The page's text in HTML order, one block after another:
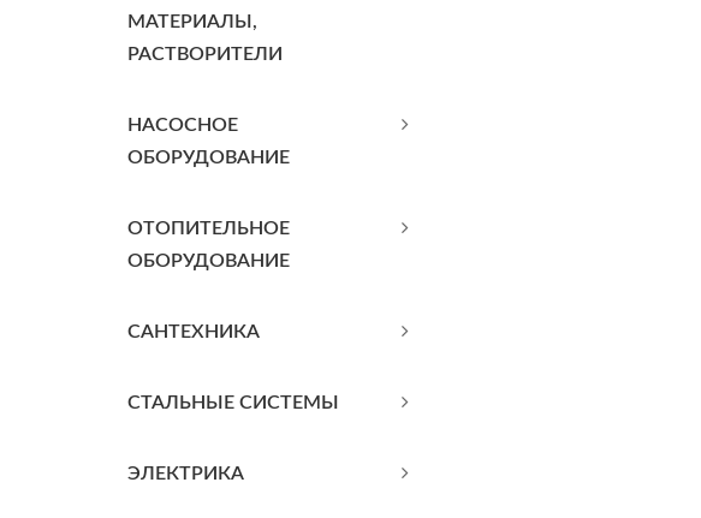
МАТЕРИАЛЫ,
РАСТВОРИТЕЛИ
НАСОСНОЕ
ОБОРУДОВАНИЕ
ОТОПИТЕЛЬНОЕ
ОБОРУДОВАНИЕ
САНТЕХНИКА
СТАЛЬНЫЕ СИСТЕМЫ
ЭЛЕКТРИКА